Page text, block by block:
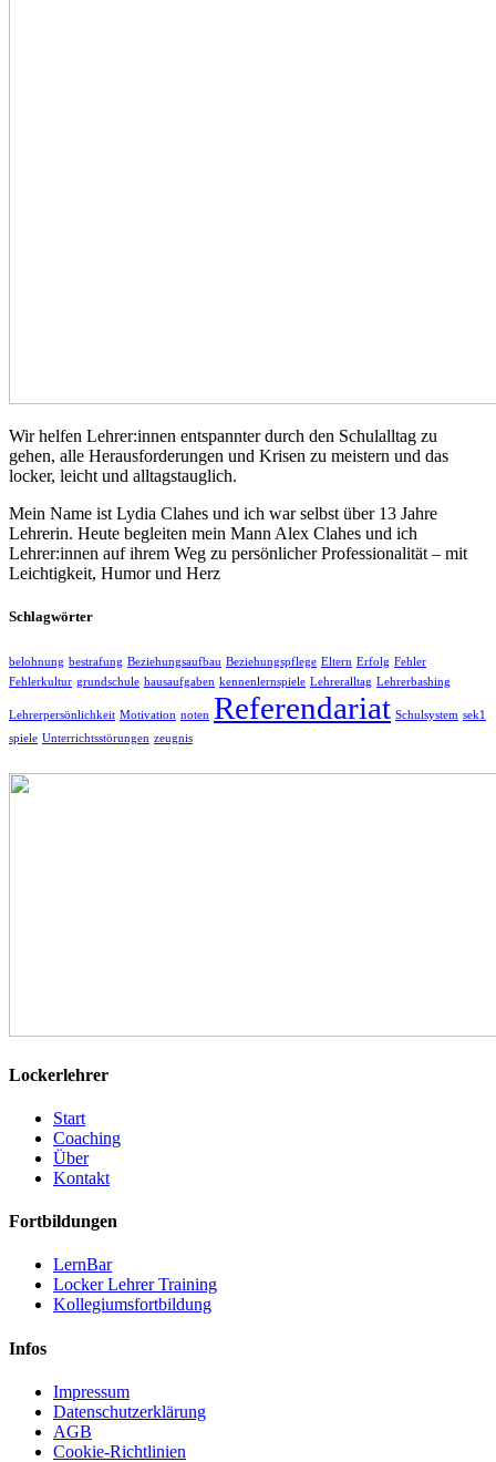
Wir helfen Lehrer:innen entspannter durch den Schulalltag zu
gehen, alle Herausforderungen und Krisen zu meistern und das
locker, leicht und alltagstauglich.
Mein Name ist Lydia Clahes und ich war selbst über 13 Jahre
Lehrerin. Heute begleiten mein Mann Alex Clahes und ich
Lehrer:innen auf ihrem Weg zu persönlicher Professionalität – mit
Leichtigkeit, Humor und Herz
Schlagwörter
belohnung bestrafung Beziehungsaufbau Beziehungspflege Eltern Erfolg Fehler
Fehlerkultur grundschule hausaufgaben kennenlernspiele Lehreralltag Lehrerbashing
Lehrerpersönlichkeit Motivation noten Referendariat Schulsystem sek1
spiele Unterrichtsstörungen zeugnis
Lockerlehrer
Start
Coaching
Über
Kontakt
Fortbildungen
LernBar
Locker Lehrer Training
Kollegiumsfortbildung
Infos
Impressum
Datenschutzerklärung
AGB
Cookie-Richtlinien